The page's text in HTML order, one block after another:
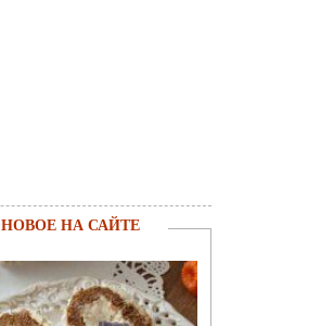
НОВОЕ НА САЙТЕ